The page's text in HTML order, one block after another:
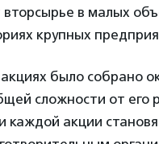
в малых
крупных
было собрано
сложности от его
каждой акции